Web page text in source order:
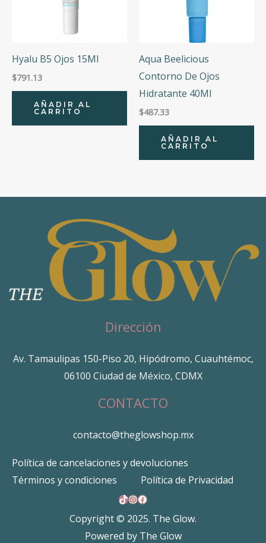
Hyalu B5 Ojos 15Ml
$791.13
AÑADIR AL
CARRITO
Aqua Beelicious
Contorno De Ojos
Hidratante 40Ml
$487.33
AÑADIR AL
CARRITO
Dirección
Av. Tamaulipas 150-Piso 20, Hipódromo, Cuauhtémoc,
06100 Ciudad de México, CDMX
CONTACTO
contacto@theglowshop.mx
Política de cancelaciones y devoluciones
Términos y condiciones
Política de Privacidad
TikTok
Instagram
Facebook
Copyright © 2025. The Glow.
Powered by The Glow